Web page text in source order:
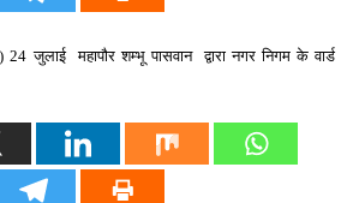
महापौर शम्भू पासवान द्वारा नगर निगम के वार्ड